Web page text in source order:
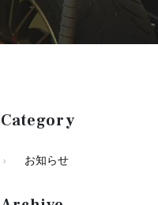
Category
お知らせ